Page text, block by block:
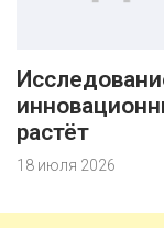
растёт
18 июля 2026